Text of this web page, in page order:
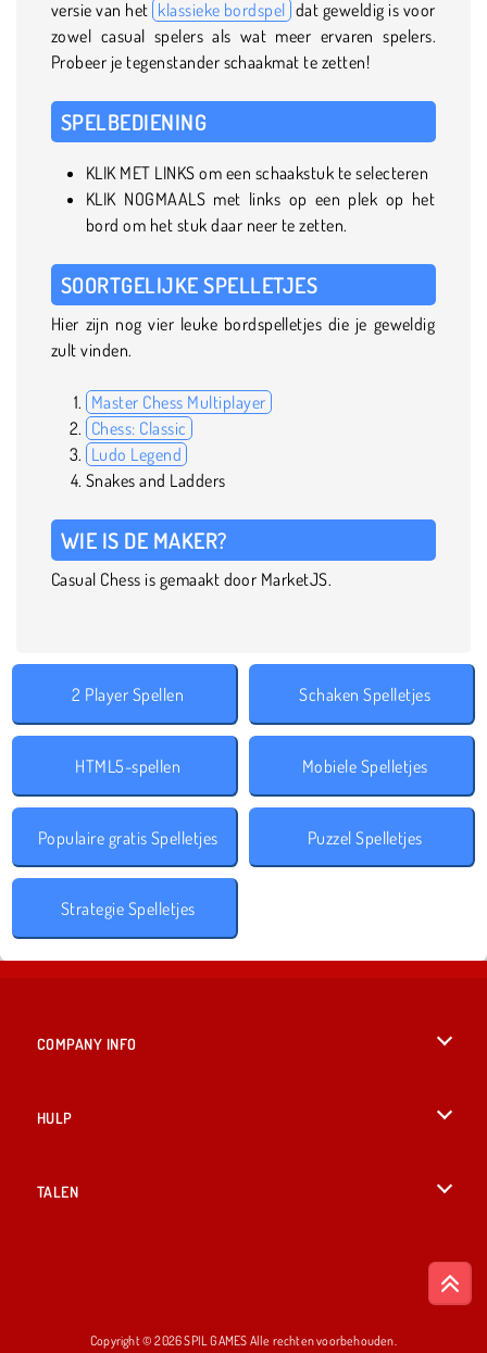
versie van het klassieke bordspel dat geweldig is voor
zowel casual spelers als wat meer ervaren spelers.
Probeer je tegenstander schaakmat te zetten!
SPELBEDIENING
KLIK MET LINKS om een schaakstuk te selecteren
KLIK NOGMAALS met links op een plek op het
bord om het stuk daar neer te zetten.
SOORTGELIJKE SPELLETJES
Hier zijn nog vier leuke bordspelletjes die je geweldig
zult vinden.
Master Chess Multiplayer
Chess: Classic
Ludo Legend
Snakes and Ladders
WIE IS DE MAKER?
Casual Chess is gemaakt door MarketJS.
2 Player Spellen Schaken Spelletjes
HTML5-spellen Mobiele Spelletjes
Populaire gratis Spelletjes Puzzel Spelletjes
Strategie Spelletjes
COMPANY INFO
HULP
TALEN
Copyright © 2026 SPIL GAMES Alle rechten voorbehouden.